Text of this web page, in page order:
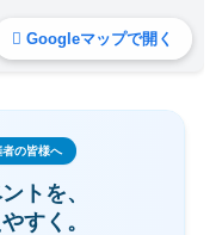
Googleマップで開く
の皆様へ
トを、
すく。